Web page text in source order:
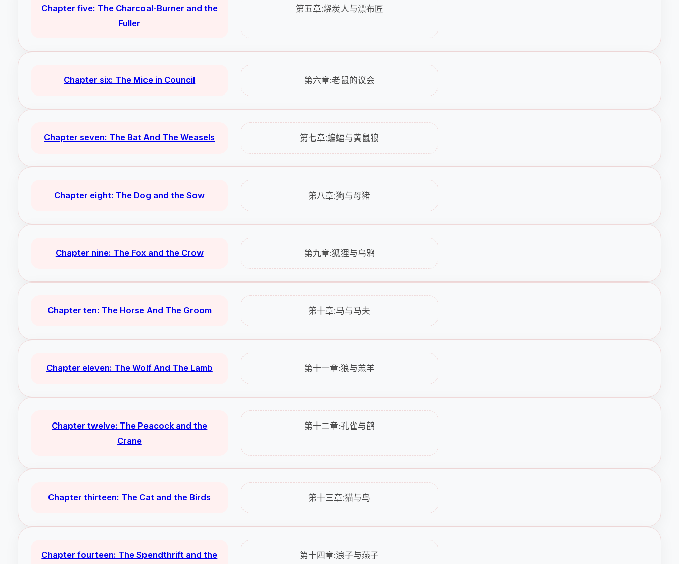
Chapter five: The Charcoal-Burner and the
Fuller
第五章:烧炭人与漂布匠
Chapter six: The Mice in Council 第六章:老鼠的议会
Chapter seven: The Bat And The Weasels 第七章:蝙蝠与黄鼠狼
Chapter eight: The Dog and the Sow 第八章:狗与母猪
Chapter nine: The Fox and the Crow 第九章:狐狸与乌鸦
Chapter ten: The Horse And The Groom 第十章:马与马夫
Chapter eleven: The Wolf And The Lamb 第十一章:狼与羔羊
Chapter twelve: The Peacock and the
Crane
第十二章:孔雀与鹤
Chapter thirteen: The Cat and the Birds 第十三章:猫与鸟
Chapter fourteen: The Spendthrift and the 第十四章:浪子与燕子